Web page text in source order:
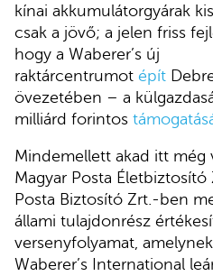
kínai akkumulátorgyárak
csak a jövő; a jelen friss
hogy a Waberer’s új
raktárcentrumot épít
övezetében – a
milliárd forintos
Mindemellett akad itt még
Magyar Posta
Posta Biztosító Zrt.-ben
állami tulajdonrész
versenyfolyamat,
Waberer’s International